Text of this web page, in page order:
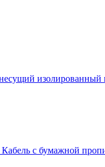
изолированный
Кабель с бумажной